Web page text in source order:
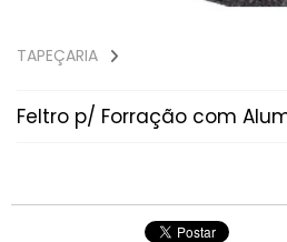
TAPEÇARIA
Feltro p/ Forração com